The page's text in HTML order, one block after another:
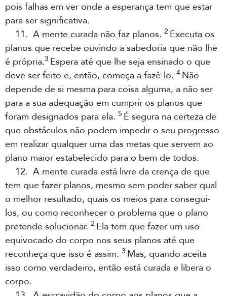
pois falhas em ver onde a esperança tem que estar
para ser significativa.
11. A mente curada não faz planos. 2 Executa os
planos que recebe ouvindo a sabedoria que não lhe
é própria.3 Espera até que lhe seja ensinado o que
deve ser feito e, então, começa a fazê-lo. 4 Não
depende de si mesma para coisa alguma, a não ser
para a sua adequação em cumprir os planos que
foram designados para ela. 5 É segura na certeza de
que obstáculos não podem impedir o seu progresso
em realizar qualquer uma das metas que servem ao
plano maior estabelecido para o bem de todos.
12. A mente curada está livre da crença de que
tem que fazer planos, mesmo sem poder saber qual
o melhor resultado, quais os meios para consegui-
los, ou como reconhecer o problema que o plano
pretende solucionar. 2 Ela tem que fazer um uso
equivocado do corpo nos seus planos até que
reconheça que isso é assim. 3 Mas, quando aceita
isso como verdadeiro, então está curada e libera o
corpo.